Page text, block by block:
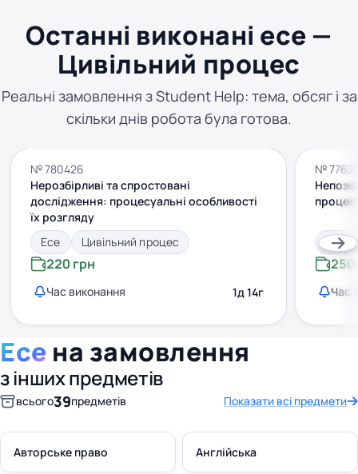
Останні виконані есе —
Цивільний процес
Реальні замовлення з Student Help: тема, обсяг і за
скільки днів робота була готова.
№ 780426
Нерозбірливі та спростовані
дослідження: процесуальні особливості
їх розгляду
Есе
Цивільний процес
220 грн
Час виконання 1д 14г
№
Есе
250
Час
Есе на замовлення
з інших предметів
всього39предметів Показати всі предмети
Авторське право Англійська